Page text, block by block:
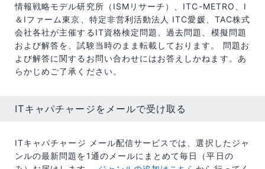
情報戦略モデル研究所（ISMリサーチ）、ITC-METRO、I
＆Iファーム東京、特定非営利活動法人 ITC愛媛、TAC株式
会社各社が主催するIT資格検定問題、過去問題、模擬問題
および解答を、試験当時のまま転載しております。 問題お
よび解答に関するお問い合わせにはお答えしかねます。あ
らかじめご了承ください。
ITキャパチャージをメールで受け取る
ITキャパチャージ メール配信サービスでは、選択したジャ
ンルの最新問題を1通のメールにまとめて毎日（平日の